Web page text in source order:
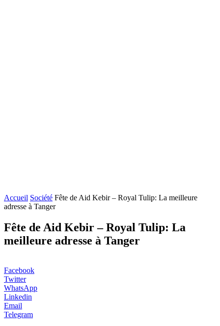
Accueil Société Fête de Aid Kebir – Royal Tulip: La meilleure
adresse à Tanger
Fête de Aid Kebir – Royal Tulip: La
meilleure adresse à Tanger
Facebook
Twitter
WhatsApp
Linkedin
Email
Telegram